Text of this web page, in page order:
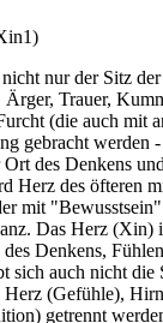
nur der Sitz
Ärger, Trauer,
(die auch mit
gebracht werden
Ort des Denkens
Herz des öfteren
mit
Das Herz (Xin)
Denkens,
sich auch nicht die
Herz (Gefühle),
getrennt